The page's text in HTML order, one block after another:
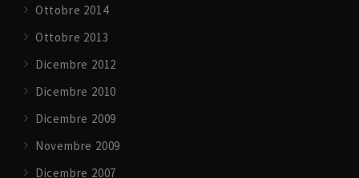
Ottobre 2014
Ottobre 2013
Dicembre 2012
Dicembre 2010
Dicembre 2009
Novembre 2009
Dicembre 2007